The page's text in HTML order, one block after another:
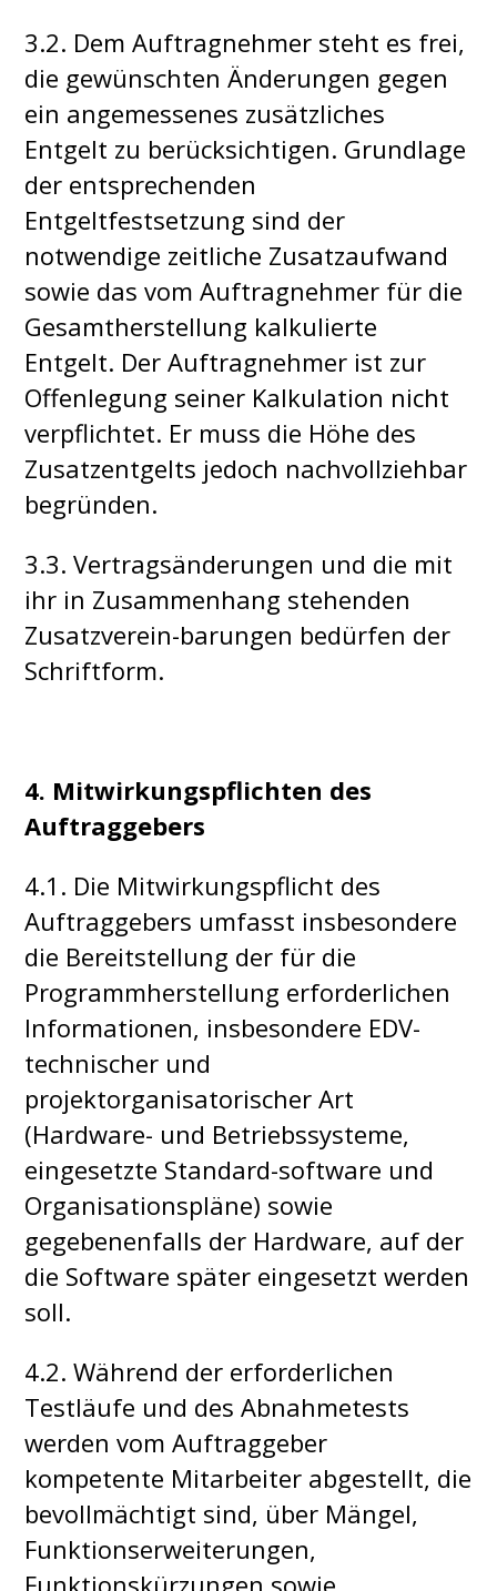
3.2. Dem Auftragnehmer steht es frei,
die gewünschten Änderungen gegen
ein angemessenes zusätzliches
Entgelt zu berücksichtigen. Grundlage
der entsprechenden
Entgeltfestsetzung sind der
notwendige zeitliche Zusatzaufwand
sowie das vom Auftragnehmer für die
Gesamtherstellung kalkulierte
Entgelt. Der Auftragnehmer ist zur
Offenlegung seiner Kalkulation nicht
verpflichtet. Er muss die Höhe des
Zusatzentgelts jedoch nachvollziehbar
begründen.
3.3. Vertragsänderungen und die mit
ihr in Zusammenhang stehenden
Zusatzverein-barungen bedürfen der
Schriftform.
4. Mitwirkungspflichten des
Auftraggebers
4.1. Die Mitwirkungspflicht des
Auftraggebers umfasst insbesondere
die Bereitstellung der für die
Programmherstellung erforderlichen
Informationen, insbesondere EDV-
technischer und
projektorganisatorischer Art
(Hardware- und Betriebssysteme,
eingesetzte Standard-software und
Organisationspläne) sowie
gegebenenfalls der Hardware, auf der
die Software später eingesetzt werden
soll.
4.2. Während der erforderlichen
Testläufe und des Abnahmetests
werden vom Auftraggeber
kompetente Mitarbeiter abgestellt, die
bevollmächtigt sind, über Mängel,
Funktionserweiterungen,
Funktionskürzungen sowie